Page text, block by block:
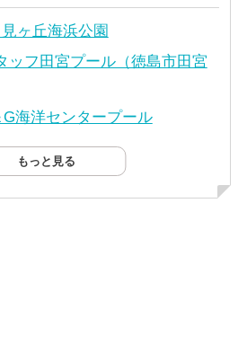
ヶ丘海浜公園
ッフ田宮プール（徳島市田宮
海洋センタープール
もっと見る